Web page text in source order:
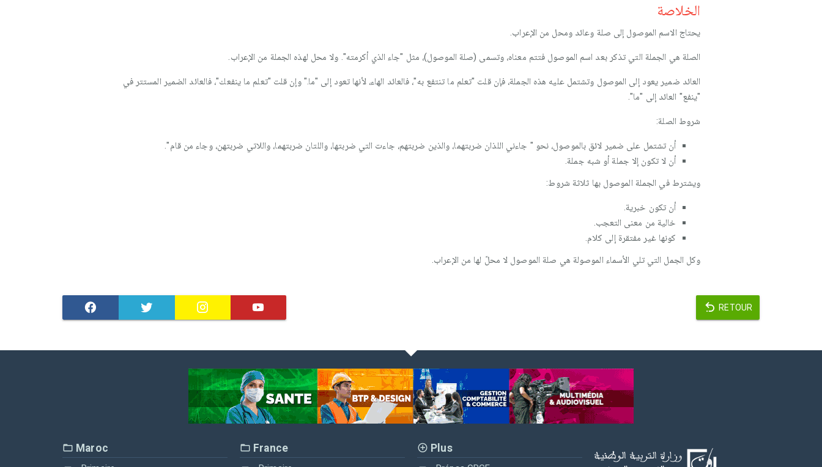
الخلاصة
يحتاج الاسم الموصول إلى صلة وعائد ومحل من الإعراب.
الصلة هي الجملة التي تذكر بعد اسم الموصول فتتم معناه، وتسمى (صلة الموصول)، مثل "جاء الذي أكرمته". ولا محل لهذه الجملة من الإعراب.
العائد ضمير يعود إلى الموصول وتشتمل عليه هذه الجملة، فإن قلت "تعلم ما تنتفع به"، فالعائد الهاء، لأنها تعود إلى "ما." وإن قلت "تعلم ما ينفعك"، فالعائد الضمير المستتر في
"ينفع" العائد إلى "ما".
شروط الصلة:
أن تشتمل على ضمير لائق بالموصول، نحو " جاءني اللذان ضربتهما، والذين ضربتهم، جاءت التي ضربتها، واللتان ضربتهما، واللاتي ضربتهن، وجاء من قام".
أن لا تكون إلا جملة أو شبه جملة.
ويشترط في الجملة الموصول بها ثلاثة شروط:
أن تكون خبرية.
خالية من معنى التعجب.
كونها غير مفتقرة إلى كلام.
وكل الجمل التي تلي الأسماء الموصولة هي صلة الموصول لا محلّ لها من الإعراب.
RETOUR
Maroc France Plus